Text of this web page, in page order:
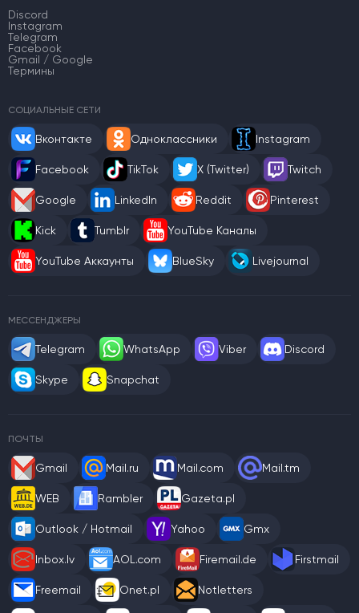
Discord
Instagram
Telegram
Facebook
Gmail / Google
Термины
СОЦИАЛЬНЫЕ СЕТИ
Вконтакте Одноклассники Instagram
Facebook TikTok X (Twitter) Twitch
Google LinkedIn Reddit Pinterest
Kick Tumblr YouTube Каналы
YouTube Аккаунты BlueSky Livejournal
МЕССЕНДЖЕРЫ
Telegram WhatsApp Viber Discord
Skype Snapchat
ПОЧТЫ
Gmail Mail.ru Mail.com Mail.tm
WEB Rambler Gazeta.pl
Outlook / Hotmail Yahoo Gmx
Inbox.lv AOL.com Firemail.de Firstmail
Freemail Onet.pl Notletters